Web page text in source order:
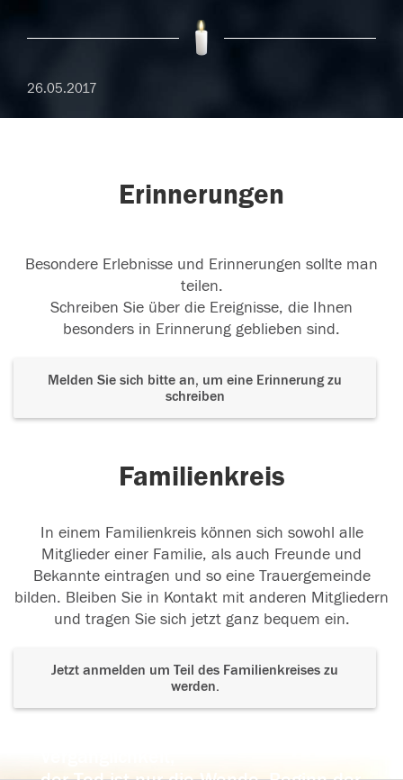
26.05.2017
Erinnerungen
Besondere Erlebnisse und Erinnerungen sollte man
teilen.
Schreiben Sie über die Ereignisse, die Ihnen
besonders in Erinnerung geblieben sind.
Melden Sie sich bitte an, um eine Erinnerung zu
schreiben
Familienkreis
In einem Familienkreis können sich sowohl alle
Mitglieder einer Familie, als auch Freunde und
Bekannte eintragen und so eine Trauergemeinde
bilden. Bleiben Sie in Kontakt mit anderen Mitgliedern
und tragen Sie sich jetzt ganz bequem ein.
Jetzt anmelden um Teil des Familienkreises zu
werden.